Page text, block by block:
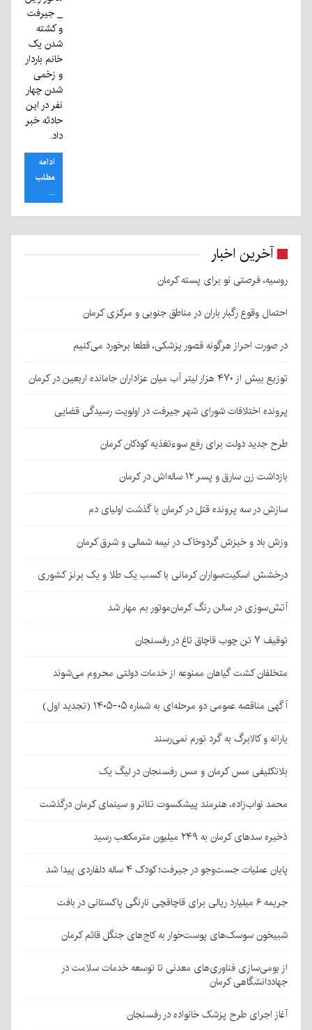
_ جیرفت
و کشته
شدن یک
خانم باردار
و زخمی
شدن چهار
نفر در این
حادثه خبر
داد.
ادامه
مطلب
...
آخرین اخبار
روسیه، فرصتی نو برای پسته کرمان
احتمال وقوع رگبار باران در مناطق جنوبی و مرکزی کرمان
در صورت احراز هرگونه قصور پزشکی، قطعا برخورد می‌کنیم
توزیع بیش از ۴۷۰ هزار لیتر آب میان عزاداران جامانده اربعین در کرمان
پرونده اختلافات شورای شهر جیرفت در اولویت رسیدگی قضایی
طرح جدید دولت برای رفع سوءتغذیه کودکان کرمان
بازداشت زن سارق و پسر ۱۲ ساله‌اش در کرمان
سازش در سه پرونده قتل در کرمان با گذشت اولیای دم
وزش باد و خیزش گردوخاک در نیمه شمالی و شرق کرمان
درخشش اسکیت‌سواران کرمانی با کسب یک طلا و یک برنز کشوری
آتش‌سوزی در سالن رنگ کرمان‌موتور بم مهار شد
توقیف ۷ تن چوب قاچاق تاغ در رفسنجان
متخلفان کشت گیاهان ممنوعه از خدمات دولتی محروم می‌شوند
آگهی مناقصه عمومی دو مرحله‌ای به شماره ۰۵-۱۴۰۵ (تجدید اول)
یارانه و کالابرگ به گرد تورم نمی‌رسند
بلاتکلیفی مس کرمان و مس رفسنجان در لیگ یک
محمد نواب‌زاده، هنرمند پیشکسوت تئاتر و سینمای کرمان درگذشت
ذخیره سدهای کرمان به ۲۴۹ میلیون مترمکعب رسید
پایان عملیات جست‌وجو در جیرفت؛ کودک ۴ ساله دلفاردی پیدا شد
جریمه ۶ میلیارد ریالی برای قاچاقچی نارنگی پاکستانی در بافت
شبیخون سوسک‌های پوست‌خوار به کاج‌های جنگل قائم کرمان
از بومی‌سازی فناوری‌های معدنی تا توسعه خدمات سلامت در
جهاددانشگاهی کرمان
آغاز اجرای طرح پزشک خانواده در رفسنجان